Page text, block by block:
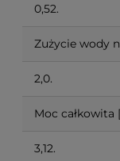
0,52.
Zużycie wody
2,0.
Moc całkowita
3,12.